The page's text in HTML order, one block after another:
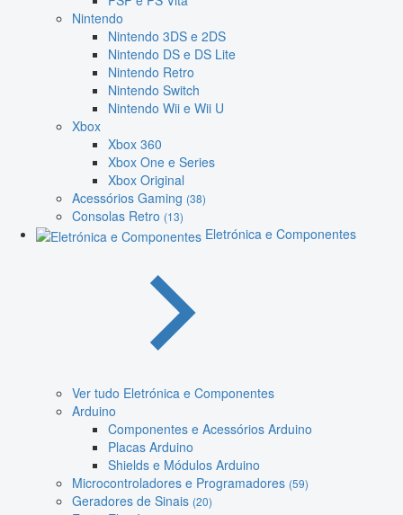
Nintendo
Nintendo 3DS e 2DS
Nintendo DS e DS Lite
Nintendo Retro
Nintendo Switch
Nintendo Wii e Wii U
Xbox
Xbox 360
Xbox One e Series
Xbox Original
Acessórios Gaming (38)
Consolas Retro (13)
Eletrónica e Componentes
Ver tudo Eletrónica e Componentes
Arduino
Componentes e Acessórios Arduino
Placas Arduino
Shields e Módulos Arduino
Microcontroladores e Programadores (59)
Geradores de Sinais (20)